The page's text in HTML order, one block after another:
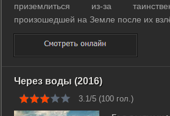
приземлиться из-за
произошедшей на Земле после их
Через воды (2016)
3.1/5 (100 гол.)